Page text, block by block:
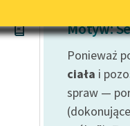
Motyw:
Ponieważ
ciała i
spraw —